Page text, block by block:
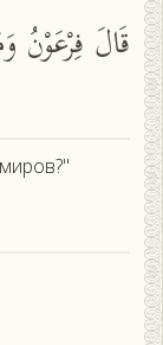
قَالَ فِرْعَوْنُ